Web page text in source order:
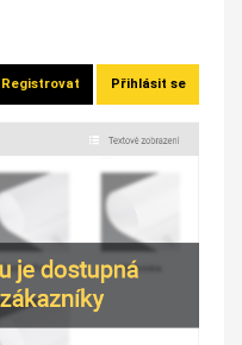
Registrovat Přihlásit se